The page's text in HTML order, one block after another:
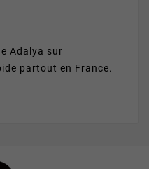
Adalya sur
partout en France.